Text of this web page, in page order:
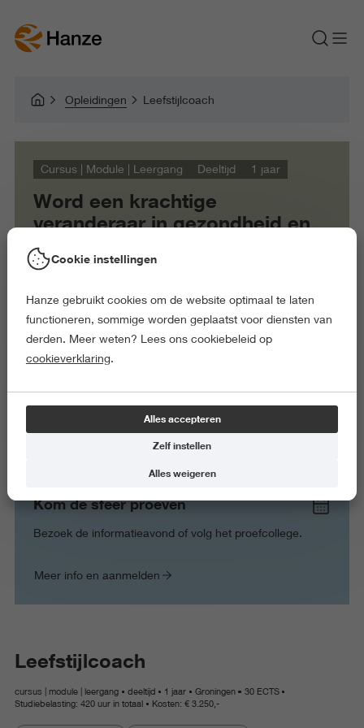
Opleidingen Leefstijlcoach
Word een krachtige
veranderaar in gezondheid en
welzijn en creëer een positieve
impact op vitaliteit.
Cursus | Module | Leergang Deeltijd 1 jaar
r.j.k.den.dunnen@pl.hanze.nl
Kom de sfeer proeven
Bezoek de informatieavond of volg het proefcollege.
Meer info en aanmelden
Leefstijlcoach
cursus | module | leergang deeltijd 1 jaar Groningen
30 ECTS
Studiebelasting: 420 uur in totaal
Kosten: € 3.250,-
Cookie instellingen
Hanze gebruikt cookies om de website optimaal te laten
functioneren, sommige worden geplaatst voor diensten van
derden. Meer weten? Lees ons cookiebeleid op
cookieverklaring.
Alles accepteren
Zelf instellen
Alles weigeren